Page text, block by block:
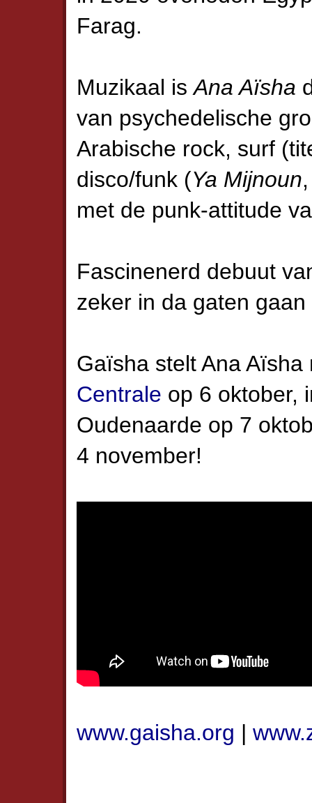
Farag.
Muzikaal isAna Aïsha
van psychedelische
Arabische rock, surf
disco/funk (Ya Mijnoun
met de punk-attitude
Fascinenerd debuut
zeker in da gaten
Gaïsha stelt Ana
Centrale op 6 oktober,
Oudenaarde op 7
4 november!
www.gaisha.org |